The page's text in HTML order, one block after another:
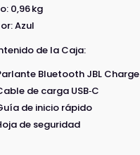
0,96 kg
Azul
de la Caja:
Bluetooth JBL
de carga USB‑C
de inicio rápido
de seguridad